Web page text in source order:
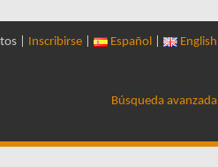
| Inscribirse Español English
Búsqueda avanzada